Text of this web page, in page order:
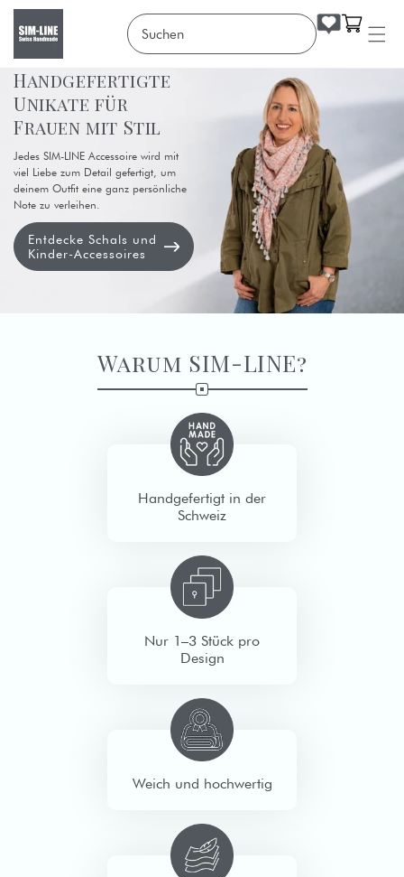
Direkt
zum
Inhalt
Warenkorb
Handgefertigte
Unikate für
Frauen mit Stil
Jedes SIM-LINE Accessoire wird mit
viel Liebe zum Detail gefertigt, um
deinem Outfit eine ganz persönliche
Note zu verleihen.
Entdecke Schals und
Kinder-Accessoires
Warum SIM-LINE?
Handgefertigt in der
Schweiz
Nur 1–3 Stück pro
Design
Weich und hochwertig